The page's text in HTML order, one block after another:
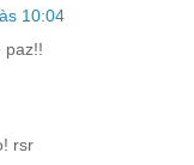
10:04
paz!!
rsr